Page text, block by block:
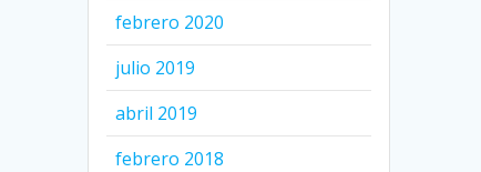
febrero 2020
julio 2019
abril 2019
febrero 2018